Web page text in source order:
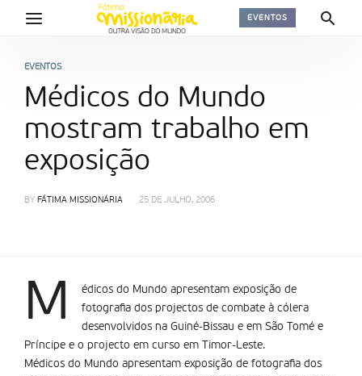
EVENTOS
EVENTOS
Médicos do Mundo
mostram trabalho em
exposição
BY FÁTIMA MISSIONÁRIA 25 DE JULHO, 2006
M
édicos do Mundo apresentam exposição de
fotografia dos projectos de combate à cólera
desenvolvidos na Guiné-Bissau e em São Tomé e
Prí­ncipe e o projecto em curso em Timor-Leste.
Médicos do Mundo apresentam exposição de fotografia dos